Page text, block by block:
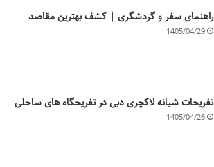
راهنمای سفر و گردشگری | کشف بهترین مقاصد
1405/04/29
تفریحات شبانه لاکچری دبی در تفریحگاه های ساحلی
1405/04/26